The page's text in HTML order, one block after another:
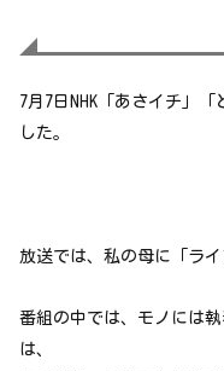
7月7日NHK「あさイチ」
した。
放送では、私の母に「ラ
番組の中では、モノには
は、